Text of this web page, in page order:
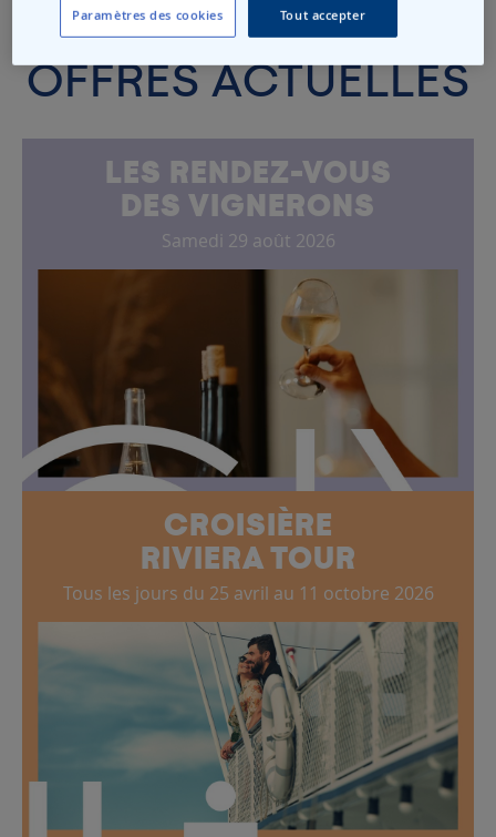
OFFRES ACTUELLES
LES RENDEZ-VOUS
DES VIGNERONS
Samedi 29 août 2026
CROISIÈRE
RIVIERA TOUR
Tous les jours du 25 avril au 11 octobre 2026
Paramètres des cookies Tout accepter